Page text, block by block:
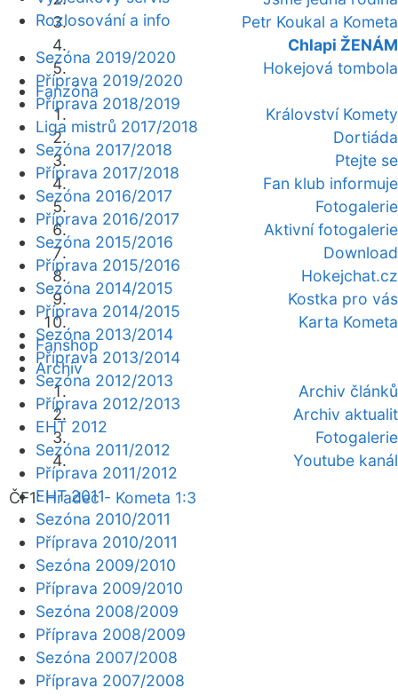
Petr Koukal a Kometa
Chlapi ŽENÁM
Hokejová tombola
Fanzóna
Království Komety
Dortiáda
Ptejte se
Fan klub informuje
Fotogalerie
Aktivní fotogalerie
Download
Hokejchat.cz
Kostka pro vás
Karta Kometa
Fanshop
Archiv
Archiv článků
Archiv aktualit
Fotogalerie
Youtube kanál
ČF1:Hradec - Kometa 1:3
Rozlosování a info
Sezóna 2019/2020
Příprava 2019/2020
Příprava 2018/2019
Liga mistrů 2017/2018
Sezóna 2017/2018
Příprava 2017/2018
Sezóna 2016/2017
Příprava 2016/2017
Sezóna 2015/2016
Příprava 2015/2016
Sezóna 2014/2015
Příprava 2014/2015
Sezóna 2013/2014
Příprava 2013/2014
Sezóna 2012/2013
Příprava 2012/2013
EHT 2012
Sezóna 2011/2012
Příprava 2011/2012
EHT 2011
Sezóna 2010/2011
Příprava 2010/2011
Sezóna 2009/2010
Příprava 2009/2010
Sezóna 2008/2009
Příprava 2008/2009
Sezóna 2007/2008
Příprava 2007/2008